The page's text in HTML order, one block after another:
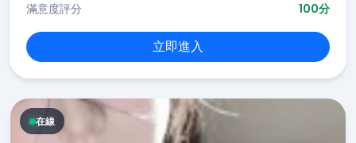
滿意度評分
100分
立即進入
在線